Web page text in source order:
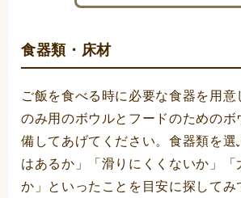
食器類・床材
ご飯を食べる時に必要な食器を用意
のみ用のボウルとフードのためのボ
備してあげてください。食器類を選
はあるか」「滑りにくくないか」「
か」といったことを目安に探してみ